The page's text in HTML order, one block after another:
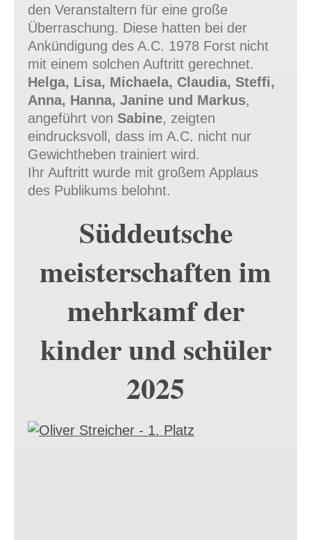
den Veranstaltern für eine große
Überraschung. Diese hatten bei der
Ankündigung des A.C. 1978 Forst nicht
mit einem solchen Auftritt gerechnet.
Helga, Lisa, Michaela, Claudia, Steffi,
Anna, Hanna, Janine und Markus,
angeführt von Sabine, zeigten
eindrucksvoll, dass im A.C. nicht nur
Gewichtheben trainiert wird.
Ihr Auftritt wurde mit großem Applaus
des Publikums belohnt.
Süddeutsche
meisterschaften im
mehrkamf der
kinder und schüler
2025